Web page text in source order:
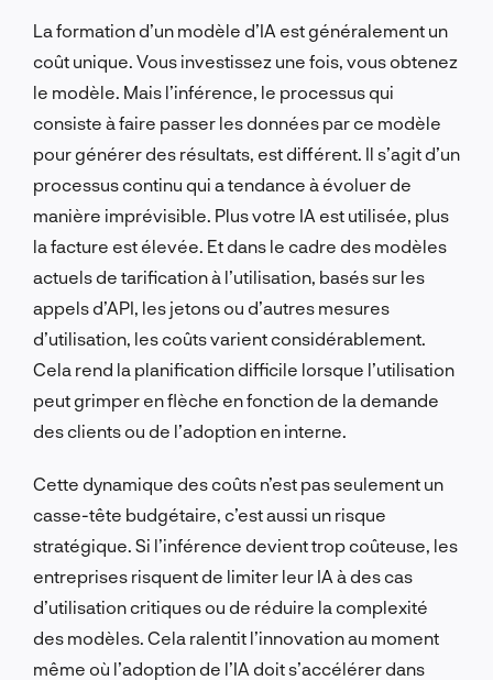
La formation d’un modèle d’IA est généralement un
coût unique. Vous investissez une fois, vous obtenez
le modèle. Mais l’inférence, le processus qui
consiste à faire passer les données par ce modèle
pour générer des résultats, est différent. Il s’agit d’un
processus continu qui a tendance à évoluer de
manière imprévisible. Plus votre IA est utilisée, plus
la facture est élevée. Et dans le cadre des modèles
actuels de tarification à l’utilisation, basés sur les
appels d’API, les jetons ou d’autres mesures
d’utilisation, les coûts varient considérablement.
Cela rend la planification difficile lorsque l’utilisation
peut grimper en flèche en fonction de la demande
des clients ou de l’adoption en interne.
Cette dynamique des coûts n’est pas seulement un
casse-tête budgétaire, c’est aussi un risque
stratégique. Si l’inférence devient trop coûteuse, les
entreprises risquent de limiter leur IA à des cas
d’utilisation critiques ou de réduire la complexité
des modèles. Cela ralentit l’innovation au moment
même où l’adoption de l’IA doit s’accélérer dans